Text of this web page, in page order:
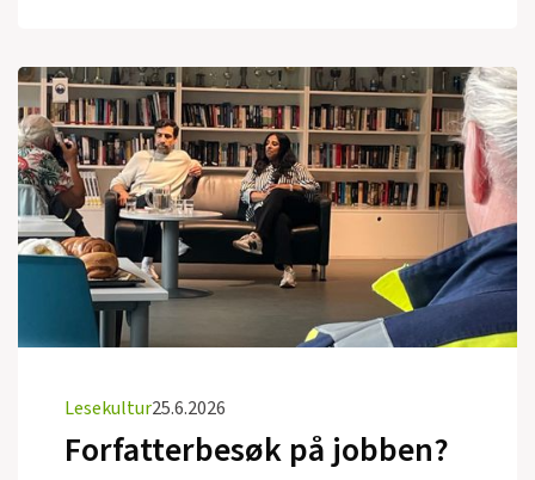
Lesekultur25.6.2026
Forfatterbesøk på jobben?